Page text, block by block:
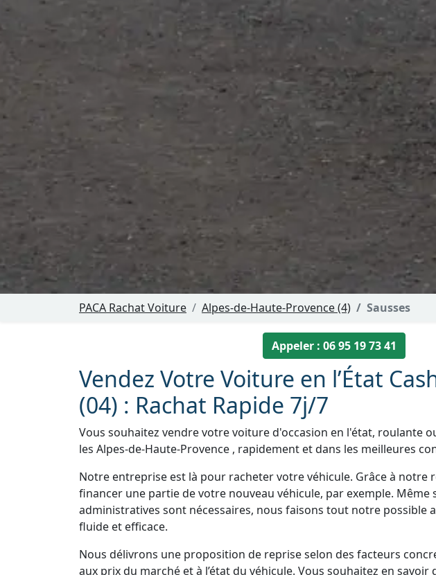
PACA Rachat Voiture Alpes-de-Haute-Provence (4) Sausses
Appeler : 06 95 19 73 41
Vendez Votre Voiture en l’État
(04) : Rachat Rapide 7j/7
Vous souhaitez vendre votre voiture d'occasion en l'état, roulante
les Alpes-de-Haute-Provence , rapidement et dans les meilleures
Notre entreprise est là pour racheter votre véhicule. Grâce à notre
financer une partie de votre nouveau véhicule, par exemple. Même
administratives sont nécessaires, nous faisons tout notre possible
fluide et efficace.
Nous délivrons une proposition de reprise selon des facteurs
aux prix du marché et à l’état du véhicule. Vous souhaitez en savoir